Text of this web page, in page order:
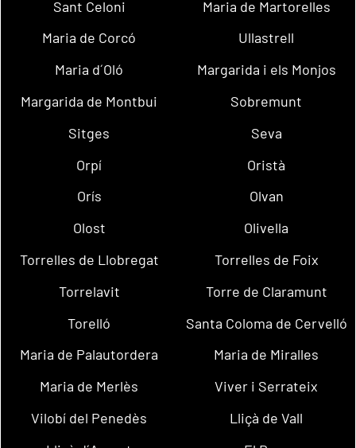
Sant Celoni
Maria de Martorelles
Maria de Corcó
Ullastrell
Maria d´Oló
Margarida i els Monjos
Margarida de Montbui
Sobremunt
Sitges
Seva
Orpí
Oristà
Orís
Olvan
Olost
Olivella
Torrelles de Llobregat
Torrelles de Foix
Torrelavit
Torre de Claramunt
Torelló
Santa Coloma de Cervelló
Maria de Palautordera
Maria de Miralles
Maria de Merlès
Viver i Serrateix
Vilobí del Penedès
Lliçà de Vall